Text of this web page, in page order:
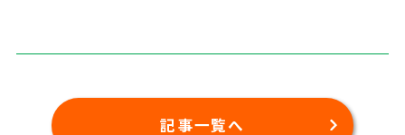
記事一覧へ